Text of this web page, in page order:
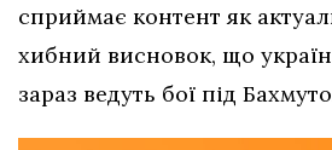
сприймає контент як
хибний висновок, що
зараз ведуть бої під